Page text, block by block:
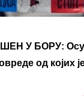
У БОРУ:
од којих